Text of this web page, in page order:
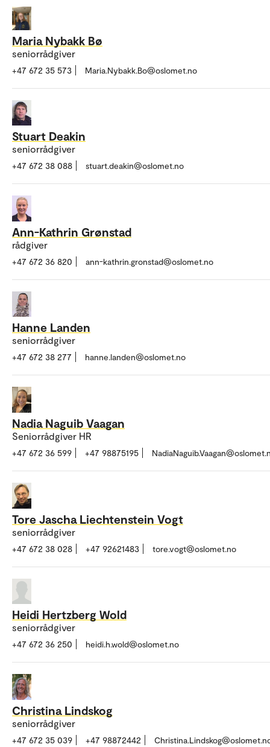
Maria Nybakk Bø
seniorrådgiver
+47 672 35 573 Maria.Nybakk.Bo@oslomet.no
Stuart Deakin
seniorrådgiver
+47 672 38 088 stuart.deakin@oslomet.no
Ann-Kathrin Grønstad
rådgiver
+47 672 36 820 ann-kathrin.gronstad@oslomet.no
Hanne Landen
seniorrådgiver
+47 672 38 277 hanne.landen@oslomet.no
Nadia Naguib Vaagan
Seniorrådgiver HR
+47 672 36 599 +47 98875195
Tore Jascha Liechtenstein Vogt
seniorrådgiver
+47 672 38 028 +47 92621483 tore.vogt@oslomet.no
Heidi Hertzberg Wold
seniorrådgiver
+47 672 36 250 heidi.h.wold@oslomet.no
Christina Lindskog
seniorrådgiver
+47 672 35 039 +47 98872442